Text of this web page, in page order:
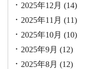
2025年12月 (14)
2025年11月 (11)
2025年10月 (10)
2025年9月 (12)
2025年8月 (12)